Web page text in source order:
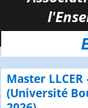
Master
(Université